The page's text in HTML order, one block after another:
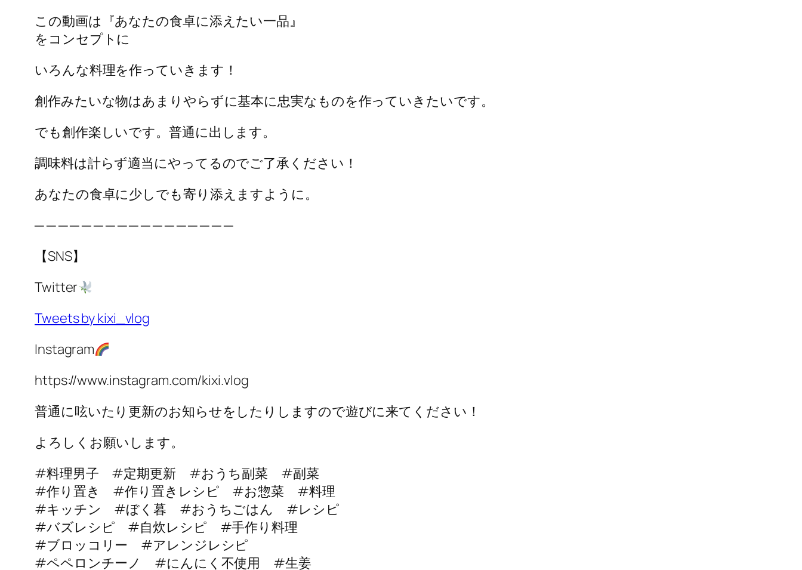
この動画は『あなたの食卓に添えたい一品』
をコンセプトに
いろんな料理を作っていきます！
創作みたいな物はあまりやらずに基本に忠実なものを作っていきたいです。
でも創作楽しいです。普通に出します。
調味料は計らず適当にやってるのでご了承ください！
あなたの食卓に少しでも寄り添えますように。
─ ─ ─ ─ ─ ─ ─ ─ ─ ─ ─ ─ ─ ─ ─ ─ ─
【SNS】
Twitter
Tweets by kixi_vlog
Instagram
https://www.instagram.com/kixi.vlog
普通に呟いたり更新のお知らせをしたりしますので遊びに来てください！
よろしくお願いします。
#料理男子 #定期更新 #おうち副菜 #副菜
#作り置き #作り置きレシピ #お惣菜 #料理
#キッチン #ぼく暮 #おうちごはん #レシピ
#バズレシピ #自炊レシピ #手作り料理
#ブロッコリー #アレンジレシピ
#ペペロンチーノ #にんにく不使用 #生姜